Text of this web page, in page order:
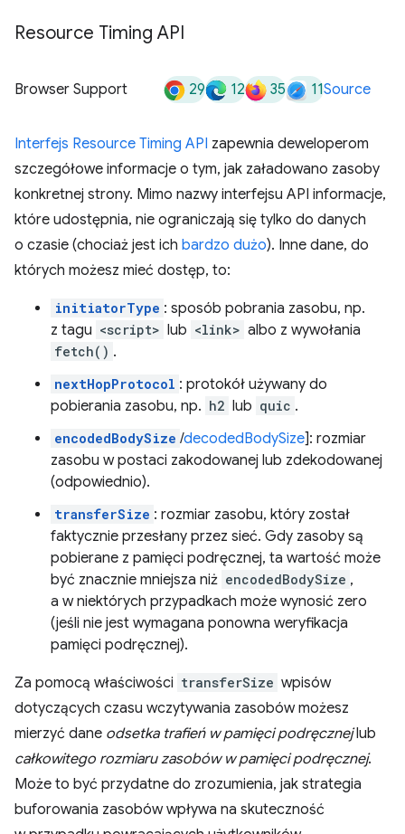
Resource Timing API
Browser Support 29 12 35 11Source
Interfejs Resource Timing API zapewnia deweloperom
szczegółowe informacje o tym, jak załadowano zasoby
konkretnej strony. Mimo nazwy interfejsu API informacje,
które udostępnia, nie ograniczają się tylko do danych
o czasie (chociaż jest ich bardzo dużo). Inne dane, do
których możesz mieć dostęp, to:
initiatorType : sposób pobrania zasobu, np.
z tagu <script> lub <link> albo z wywołania
fetch() .
nextHopProtocol : protokół używany do
pobierania zasobu, np. h2 lub quic .
encodedBodySize /decodedBodySize]: rozmiar
zasobu w postaci zakodowanej lub zdekodowanej
(odpowiednio).
transferSize : rozmiar zasobu, który został
faktycznie przesłany przez sieć. Gdy zasoby są
pobierane z pamięci podręcznej, ta wartość może
być znacznie mniejsza niż encodedBodySize ,
a w niektórych przypadkach może wynosić zero
(jeśli nie jest wymagana ponowna weryfikacja
pamięci podręcznej).
Za pomocą właściwości transferSize wpisów
dotyczących czasu wczytywania zasobów możesz
mierzyć dane odsetka trafień w pamięci podręcznejlub
całkowitego rozmiaru zasobów w pamięci podręcznej.
Może to być przydatne do zrozumienia, jak strategia
buforowania zasobów wpływa na skuteczność